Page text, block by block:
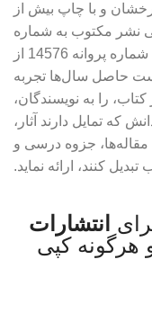
و با چاپ بیش از
نشر مکتوب به شماره
پروانه ۱۱۶۴۸ و مجوز نشر دیجیتال به شماره پروانه 14576 از
حاصل سال‌ها تجربه
را به نویسندگان،
که تمایل دارند آثار،
مقاله‌ها، جزوه درسی و
کنند، ارائه نماید.
انتشارات
هرگونه کپی